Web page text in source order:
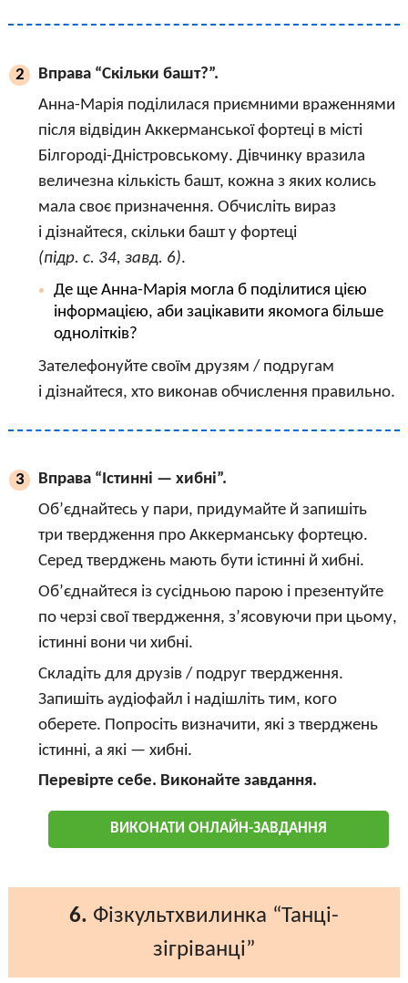
2
Вправа “Скільки башт?”.
Анна-Марія поділилася приємними враженнями
після відвідин Аккерманської фортеці в місті
Білгороді-Дністровському. Дівчинку вразила
величезна кількість башт, кожна з яких колись
мала своє призначення. Обчисліть вираз
і дізнайтеся, скільки башт у фортеці
(підр. с. 34, завд. 6).
Де ще Анна-Марія могла б поділитися цією
інформацією, аби зацікавити якомога більше
однолітків?
Зателефонуйте своїм друзям / подругам
і дізнайтеся, хто виконав обчислення правильно.
3
Вправа “Істинні — хибні”.
Об’єднайтесь у пари, придумайте й запишіть
три твердження про Аккерманську фортецю.
Серед тверджень мають бути істинні й хибні.
Об’єднайтеся із сусідньою парою і презентуйте
по черзі свої твердження, з’ясовуючи при цьому,
істинні вони чи хибні.
Складіть для друзів / подруг твердження.
Запишіть аудіофайл і надішліть тим, кого
оберете. Попросіть визначити, які з тверджень
істинні, а які — хибні.
Перевірте себе. Виконайте завдання.
ВИКОНАТИ ОНЛАЙН-ЗАВДАННЯ
6. Фізкультхвилинка “Танці-
зігріванці”